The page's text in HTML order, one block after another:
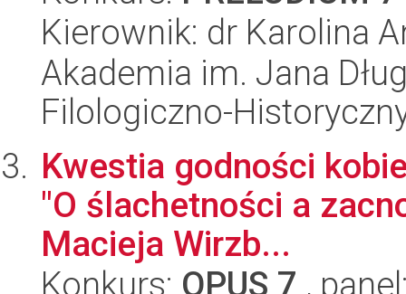
Kierownik: dr Karolina
Akademia im. Jana
Filologiczno-
Kwestia godności
"O ślachetności a
Macieja Wirzb...
Konkurs: OPUS 7 ,